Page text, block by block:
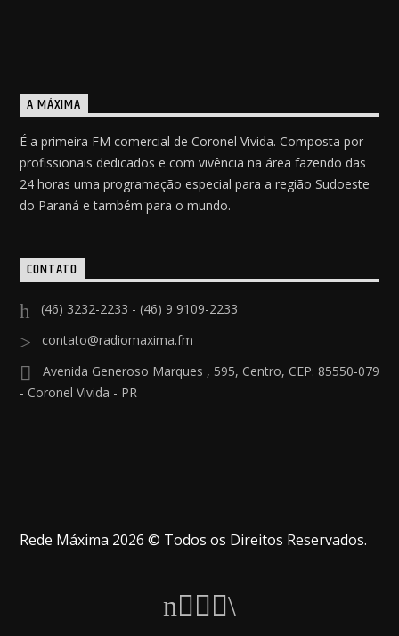
A MÁXIMA
É a primeira FM comercial de Coronel Vivida. Composta por
profissionais dedicados e com vivência na área fazendo das
24 horas uma programação especial para a região Sudoeste
do Paraná e também para o mundo.
CONTATO
(46) 3232-2233 - (46) 9 9109-2233
contato@radiomaxima.fm
Avenida Generoso Marques , 595, Centro, CEP: 85550-079
- Coronel Vivida - PR
Rede Máxima 2026 © Todos os Direitos Reservados.